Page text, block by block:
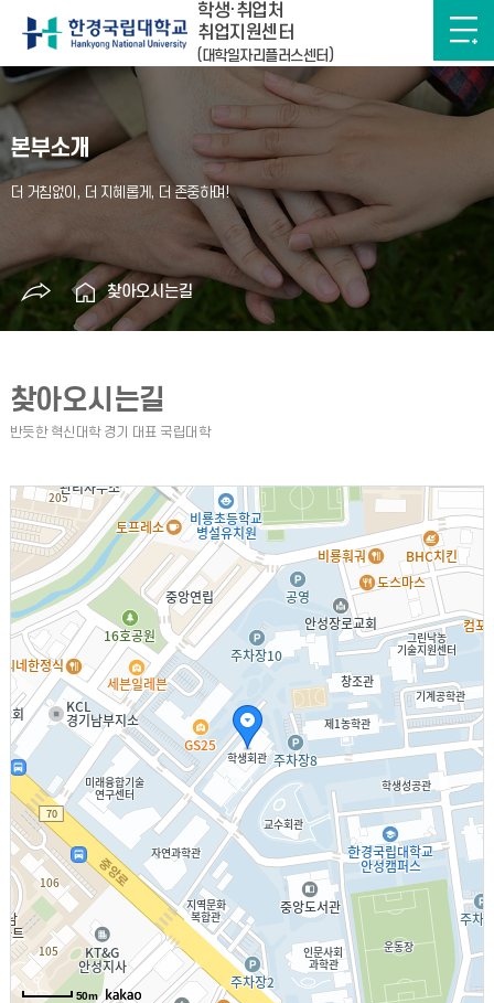
학생·취업처
취업지원센터
(대학일자리플러스센터)
본부소개
찾아오시는길
찾아오시는길
50m